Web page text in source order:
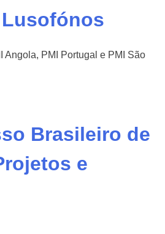
Angola, PMI Portugal e PMI São
Brasileiro de
e